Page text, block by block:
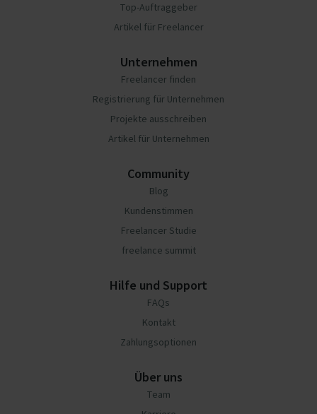
Top-Auftraggeber
Artikel für Freelancer
Unternehmen
Freelancer finden
Registrierung für Unternehmen
Projekte ausschreiben
Artikel für Unternehmen
Community
Blog
Kundenstimmen
Freelancer Studie
freelance summit
Hilfe und Support
FAQs
Kontakt
Zahlungsoptionen
Über uns
Team